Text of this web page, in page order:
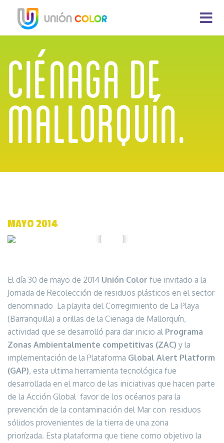
CIÉNAGA DE
MALLORQUÍN.
MAYO 2014
El día 30 de mayo de 2014 Unión Color fue invitado a la
Jornada de Recolección de residuos plásticos en el sector
denominado La playita del Corregimiento de La Playa
(Barranquilla) a orillas de la Cienaga de Mallorquín,
actividad que se desarrolló para dar inicio al Programa
Zonas Ambientalmente competitivas (ZAC) y la
implementación de la Plataforma Global Alert Platform
(GAP), esta ultima herramienta tecnológica fue
desarrollada en el marco de las iniciativas que hacen parte
de la Acción Global favor de los océanos para la
prevención de la contaminación del Mar con residuos
sólidos provenientes de la tierra de una zona
priorízada. Esta plataforma que tiene como objetivo la